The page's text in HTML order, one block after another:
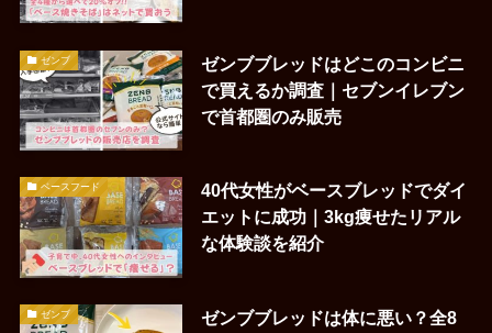
ゼンブ
ゼンブブレッドはどこのコンビニ
で買えるか調査｜セブンイレブン
で首都圏のみ販売
ベースフード
40代女性がベースブレッドでダイ
エットに成功｜3kg痩せたリアル
な体験談を紹介
ゼンブ
ゼンブブレッドは体に悪い？全8